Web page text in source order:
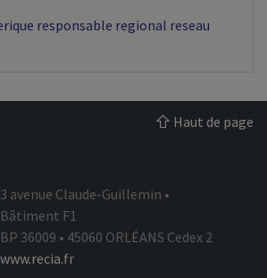
responsable regional reseau
Haut de page
3 avenue Claude-Guillemin •
Bâtiment F1
BP 36009 • 45060 ORLÉANS Cedex 2
www.recia.fr